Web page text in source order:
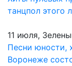
танцпол этого
11 июля,
Песни юности,
Воронеже